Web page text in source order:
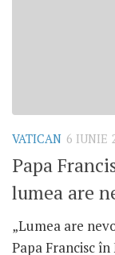
VATICAN 6 IUNIE
Papa
lumea are
„Lumea are
Papa Francisc